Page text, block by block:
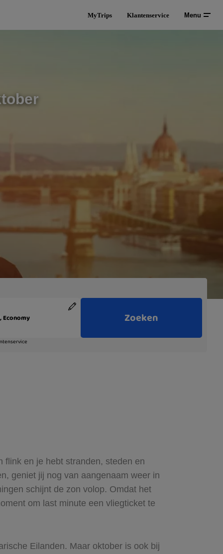
MyTrips Klantenservice Menu
flink en je hebt stranden, steden en
geniet jij nog van aangenaam weer in
schijnt de zon volop. Omdat het
om last minute een vliegticket te
Eilanden. Maar oktober is ook bij